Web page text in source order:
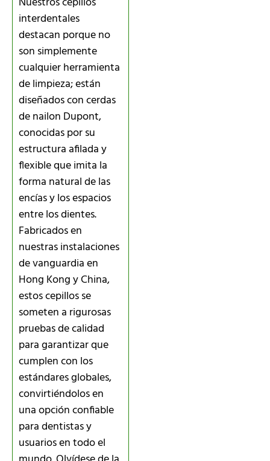
interdentales
destacan porque no
son simplemente
cualquier herramienta
de limpieza; están
diseñados con cerdas
de nailon Dupont,
conocidas por su
estructura afilada y
flexible que imita la
forma natural de las
encías y los espacios
entre los dientes.
Fabricados en
nuestras instalaciones
de vanguardia en
Hong Kong y China,
estos cepillos se
someten a rigurosas
pruebas de calidad
para garantizar que
cumplen con los
estándares globales,
convirtiéndolos en
una opción confiable
para dentistas y
usuarios en todo el